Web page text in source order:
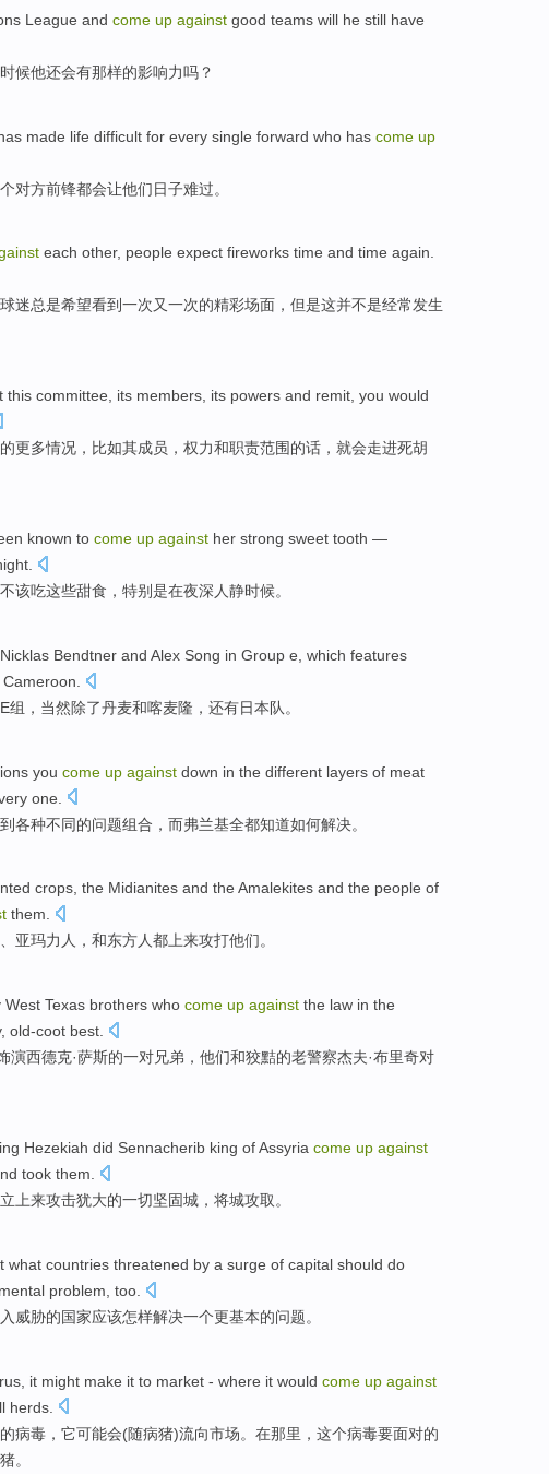
League and come up against good teams will he still have
时候他还会有那样的影响力吗？
made life difficult for every single forward who has come up
对方前锋都会让他们日子难过。
each other, people expect fireworks time and time again.
球迷总是希望看到一次又一次的精彩场面 ， 但是这并不是经常发生
this committee its members its powers and remit you would
的更多情况，比如其成员 ， 权力和职责范围的话， 就会走进死胡
known to come up against her strong sweet tooth —
该吃这些甜食 ， 特别是在夜深人静时候。
Nicklas Bendtner and Alex Song in Group e , which features
Cameroon
E组 ，当然除了丹麦和喀麦隆，还有日本队。
you come up against down in the different layers of meat
one.
各种不同的问题组合 ， 而弗兰基全都知道如何解决。
crops, the Midianites and the Amalekites and the people of
them.
亚玛力人， 和东方人都上来攻打他们。
West Texas brothers who come up against the law in the
, old-coot best.
演西德克·萨斯的一对兄弟 ，他们和狡黠的老警察杰夫·布里奇对
Hezekiah did Sennacherib king ofAssyria come up against
took them.
上来攻击犹大的一切坚固城，将城攻取。
what countries threatened by a surge of capital should do
problem , too.
威胁的国家应该怎样解决一个更基本的问题。
it might make it to market - where it would come up against
herds
的病毒 ， 它可能会(随病猪)流向市场。在那里 ， 这个病毒要面对的
猪。